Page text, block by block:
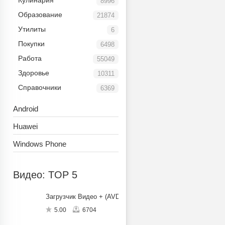
21874
Образование
6
Утилиты
6498
Покупки
55049
Работа
10311
Здоровье
6369
Справочники
Android
Huawei
Windows Phone
Видео: TOP 5
Загрузчик Видео + (AVDownloader Free)
5.00 6704